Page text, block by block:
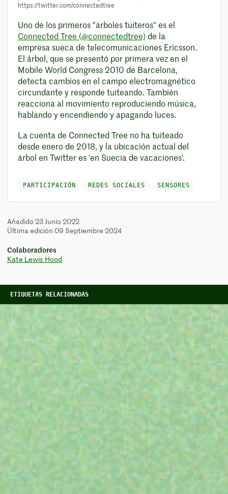
https://twitter.com/connectedtree
Uno de los primeros "árboles tuiteros" es el
Connected Tree (@connectedtree)de la
empresa sueca de telecomunicaciones Ericsson.
El árbol, que se presentó por primera vez en el
Mobile World Congress 2010 de Barcelona,
detecta cambios en el campo electromagnético
circundante y responde tuiteando. También
reacciona al movimiento reproduciendo música,
hablando y encendiendo y apagando luces.
La cuenta de Connected Tree no ha tuiteado
desde enero de 2018, y la ubicación actual del
árbol en Twitter es 'en Suecia de vacaciones'.
PARTICIPACIÓN REDES SOCIALES SENSORES
Añadido 23 Junio 2022
Última edición 09 Septiembre 2024
Colaboradores
Kate Lewis Hood
ETIQUETAS RELACIONADAS